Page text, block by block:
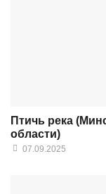
Птичь река
области)
07.09.2025